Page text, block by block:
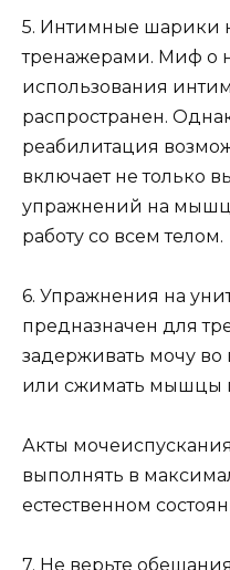
5. Интимные шарики
тренажерами. Миф о
использования
распространен.
реабилитация
включает не только
упражнений на
работу со всем телом.
6. Упражнения на
предназначен для
задерживать мочу
или сжимать мышцы
Акты
выполнять в
естественном
7. Не верьте